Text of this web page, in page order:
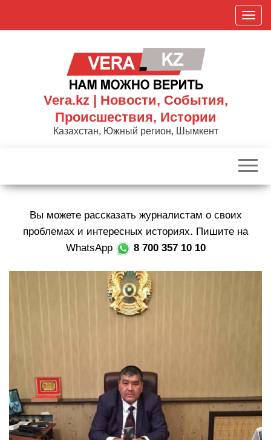
П
о
к
р
Vera.kz | Новости, События,
Происшествия, Истории
Казахстан, Южный регион, Шымкент
Вы можете рассказать журналистам о своих
проблемах и интересных историях. Пишите на
WhatsApp
8 700 357 10 10